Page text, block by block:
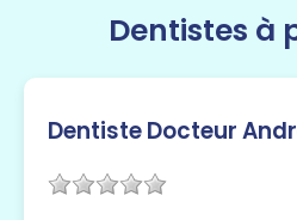
Dentistes à
Dentiste Docteur